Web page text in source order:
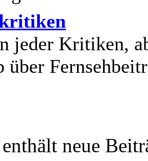
jeder Kritiken,
über
neue